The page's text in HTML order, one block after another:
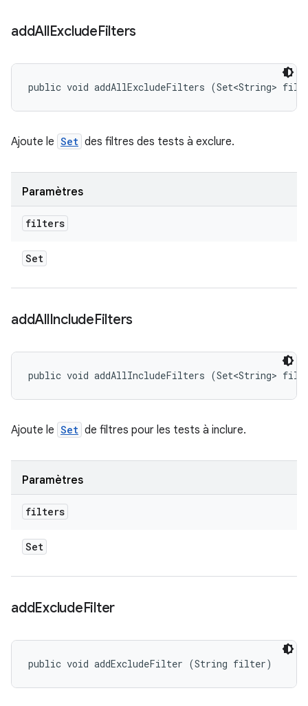
addAllExcludeFilters
public void addAllExcludeFilters (Set<String>
Ajoute le Set des filtres des tests à exclure.
Paramètres
filters
Set
addAllIncludeFilters
public void addAllIncludeFilters (Set<String>
Ajoute le Set de filtres pour les tests à inclure.
Paramètres
filters
Set
addExcludeFilter
public void addExcludeFilter (String filter)